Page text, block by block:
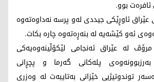
ئافرەت بوو.
ئاوڕێکی جیددی لەو پرسە نەداوەتەوە
ئەو کێشەیە لە بنەڕەتەوە چارە بکات.
لە عێراق ئەنجامی لێکۆڵینەوەیەکی
پلەکانی گەرما و پچڕانی
توندوتیژیی خێزانی بەتایبەت لە وەزری